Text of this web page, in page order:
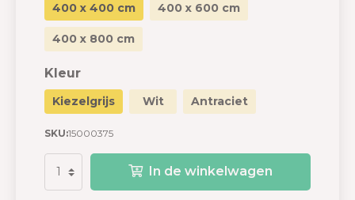
400 x 400 cm 400 x 600 cm
400 x 800 cm
Kleur
Kiezelgrijs Wit Antraciet
SKU:15000375
In de winkelwagen